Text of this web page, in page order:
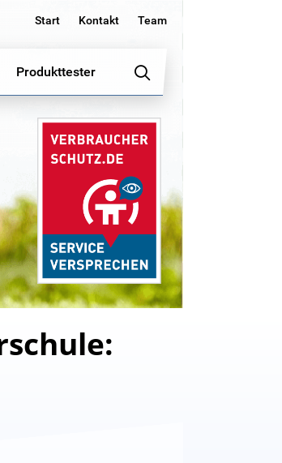
Start Kontakt Team
Produkttester